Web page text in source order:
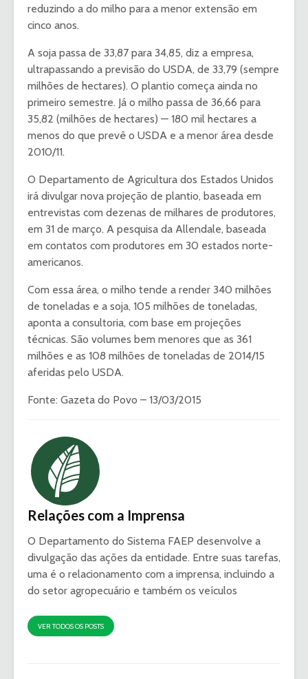
reduzindo a do milho para a menor extensão em
cinco anos.
A soja passa de 33,87 para 34,85, diz a empresa,
ultrapassando a previsão do USDA, de 33,79 (sempre
milhões de hectares). O plantio começa ainda no
primeiro semestre. Já o milho passa de 36,66 para
35,82 (milhões de hectares) — 180 mil hectares a
menos do que prevê o USDA e a menor área desde
2010/11.
O Departamento de Agricultura dos Estados Unidos
irá divulgar nova projeção de plantio, baseada em
entrevistas com dezenas de milhares de produtores,
em 31 de março. A pesquisa da Allendale, baseada
em contatos com produtores em 30 estados norte-
americanos.
Com essa área, o milho tende a render 340 milhões
de toneladas e a soja, 105 milhões de toneladas,
aponta a consultoria, com base em projeções
técnicas. São volumes bem menores que as 361
milhões e as 108 milhões de toneladas de 2014/15
aferidas pelo USDA.
Fonte: Gazeta do Povo – 13/03/2015
Relações com a Imprensa
O Departamento do Sistema FAEP desenvolve a
divulgação das ações da entidade. Entre suas tarefas,
uma é o relacionamento com a imprensa, incluindo a
do setor agropecuário e também os veículos
VER TODOS OS POSTS